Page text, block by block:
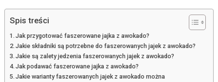
Spis treści
Jak przygotować faszerowane jajka z awokado?
Jakie składniki są potrzebne do faszerowanych jajek z awokado?
Jakie są zalety jedzenia faszerowanych jajek z awokado?
Jak podawać faszerowane jajka z awokado?
Jakie warianty faszerowanych jajek z awokado można